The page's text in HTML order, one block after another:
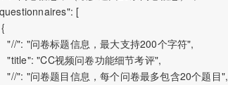
[
"//": "问卷标题信息，最大支持200个字符",
"title": "CC视频问卷功能细节考评",
"//": "问卷题目信息，每个问卷最多包含20个题目",